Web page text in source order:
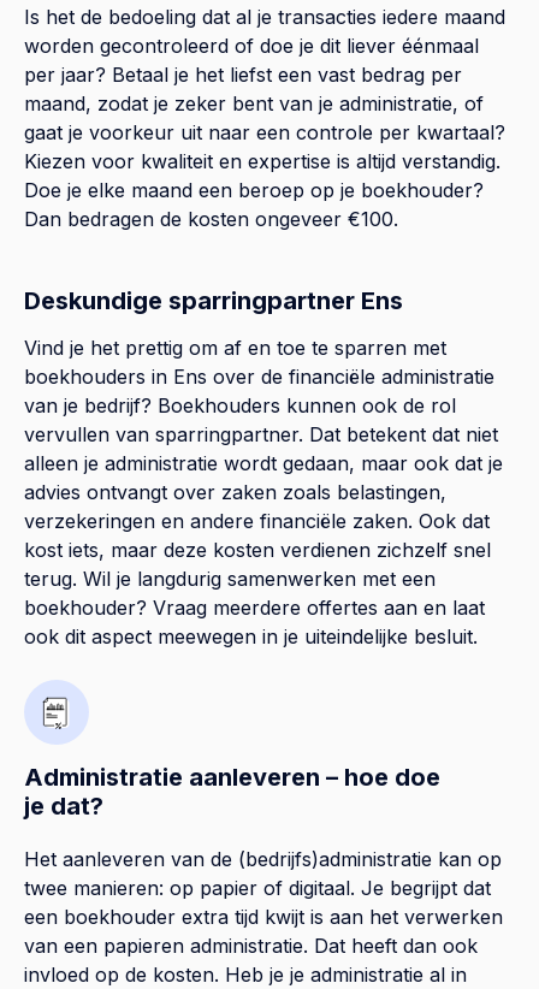
Is het de bedoeling dat al je transacties iedere maand
worden gecontroleerd of doe je dit liever éénmaal
per jaar? Betaal je het liefst een vast bedrag per
maand, zodat je zeker bent van je administratie, of
gaat je voorkeur uit naar een controle per kwartaal?
Kiezen voor kwaliteit en expertise is altijd verstandig.
Doe je elke maand een beroep op je boekhouder?
Dan bedragen de kosten ongeveer €100.
Deskundige sparringpartner Ens
Vind je het prettig om af en toe te sparren met
boekhouders in Ens over de financiële administratie
van je bedrijf? Boekhouders kunnen ook de rol
vervullen van sparringpartner. Dat betekent dat niet
alleen je administratie wordt gedaan, maar ook dat je
advies ontvangt over zaken zoals belastingen,
verzekeringen en andere financiële zaken. Ook dat
kost iets, maar deze kosten verdienen zichzelf snel
terug. Wil je langdurig samenwerken met een
boekhouder? Vraag meerdere offertes aan en laat
ook dit aspect meewegen in je uiteindelijke besluit.
Administratie aanleveren – hoe doe
je dat?
Het aanleveren van de (bedrijfs)administratie kan op
twee manieren: op papier of digitaal. Je begrijpt dat
een boekhouder extra tijd kwijt is aan het verwerken
van een papieren administratie. Dat heeft dan ook
invloed op de kosten. Heb je je administratie al in